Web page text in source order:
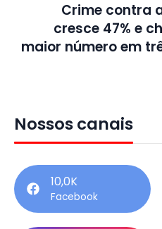
Crime contra
cresce 47% e
maior número em
Nossos canais
10,0K
Facebook